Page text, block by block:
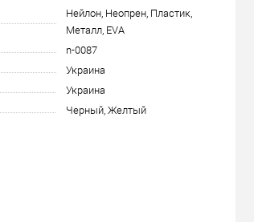
Нейлон, Неопрен, Пластик,
Металл, EVA
n-0087
Украина
Украина
Черный, Желтый